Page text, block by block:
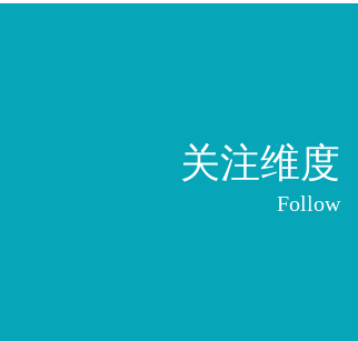
关注维度
Follow